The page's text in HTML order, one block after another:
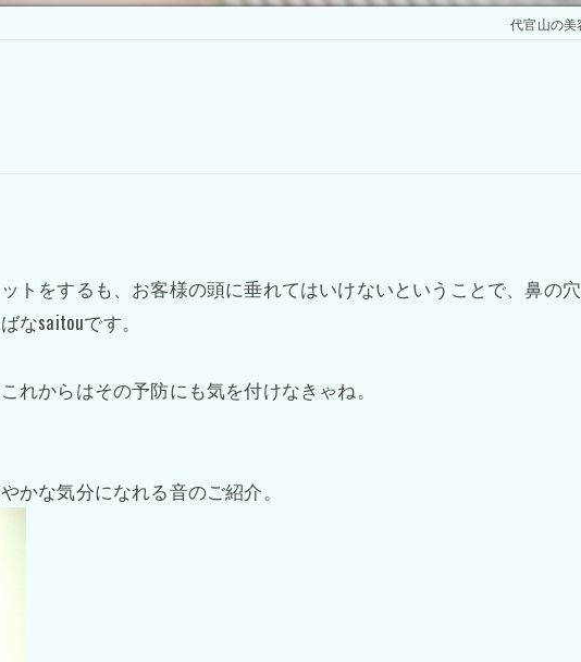
代官山の美
トをするも、お客様の頭に垂れてはいけないということで、鼻の
なsaitouです。
れからはその予防にも気を付けなきゃね。
かな気分になれる音のご紹介。